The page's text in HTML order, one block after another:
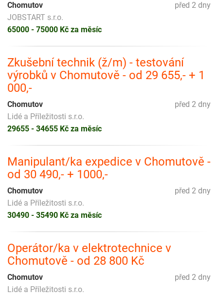
před 2 dny
Chomutov
JOBSTART s.r.o.
65000 - 75000 Kč za měsíc
Zkušební technik (ž/m) - testování
výrobků v Chomutově - od 29 655,- + 1
000,-
před 2 dny
Chomutov
Lidé a Příležitosti s.r.o.
29655 - 34655 Kč za měsíc
Manipulant/ka expedice v Chomutově -
od 30 490,- + 1000,-
před 2 dny
Chomutov
Lidé a Příležitosti s.r.o.
30490 - 35490 Kč za měsíc
Operátor/ka v elektrotechnice v
Chomutově - od 28 800 Kč
před 2 dny
Chomutov
Lidé a Příležitosti s.r.o.